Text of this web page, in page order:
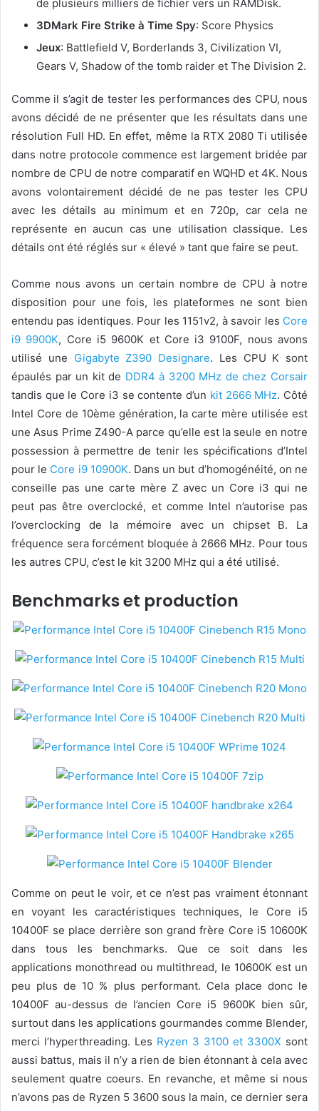
de plusieurs milliers de fichier vers un RAMDisk.
3DMark Fire Strike à Time Spy: Score Physics
Jeux: Battlefield V, Borderlands 3, Civilization VI,
Gears V, Shadow of the tomb raider et The Division 2.
Comme il s’agit de tester les performances des CPU, nous
avons décidé de ne présenter que les résultats dans une
résolution Full HD. En effet, même la RTX 2080 Ti utilisée
dans notre protocole commence est largement bridée par
nombre de CPU de notre comparatif en WQHD et 4K. Nous
avons volontairement décidé de ne pas tester les CPU
avec les détails au minimum et en 720p, car cela ne
représente en aucun cas une utilisation classique. Les
détails ont été réglés sur « élevé » tant que faire se peut.
Comme nous avons un certain nombre de CPU à notre
disposition pour une fois, les plateformes ne sont bien
entendu pas identiques. Pour les 1151v2, à savoir les Core
i9 9900K, Core i5 9600K et Core i3 9100F, nous avons
utilisé une Gigabyte Z390 Designare. Les CPU K sont
épaulés par un kit de DDR4 à 3200 MHz de chez Corsair
tandis que le Core i3 se contente d’un kit 2666 MHz. Côté
Intel Core de 10ème génération, la carte mère utilisée est
une Asus Prime Z490-A parce qu’elle est la seule en notre
possession à permettre de tenir les spécifications d’Intel
pour le Core i9 10900K. Dans un but d’homogénéité, on ne
conseille pas une carte mère Z avec un Core i3 qui ne
peut pas être overclocké, et comme Intel n’autorise pas
l’overclocking de la mémoire avec un chipset B. La
fréquence sera forcément bloquée à 2666 MHz. Pour tous
les autres CPU, c’est le kit 3200 MHz qui a été utilisé.
Benchmarks et production
Comme on peut le voir, et ce n’est pas vraiment étonnant
en voyant les caractéristiques techniques, le Core i5
10400F se place derrière son grand frère Core i5 10600K
dans tous les benchmarks. Que ce soit dans les
applications monothread ou multithread, le 10600K est un
peu plus de 10 % plus performant. Cela place donc le
10400F au-dessus de l’ancien Core i5 9600K bien sûr,
surtout dans les applications gourmandes comme Blender,
merci l’hyperthreading. Les Ryzen 3 3100 et 3300X sont
aussi battus, mais il n’y a rien de bien étonnant à cela avec
seulement quatre coeurs. En revanche, et même si nous
n’avons pas de Ryzen 5 3600 sous la main, ce dernier sera